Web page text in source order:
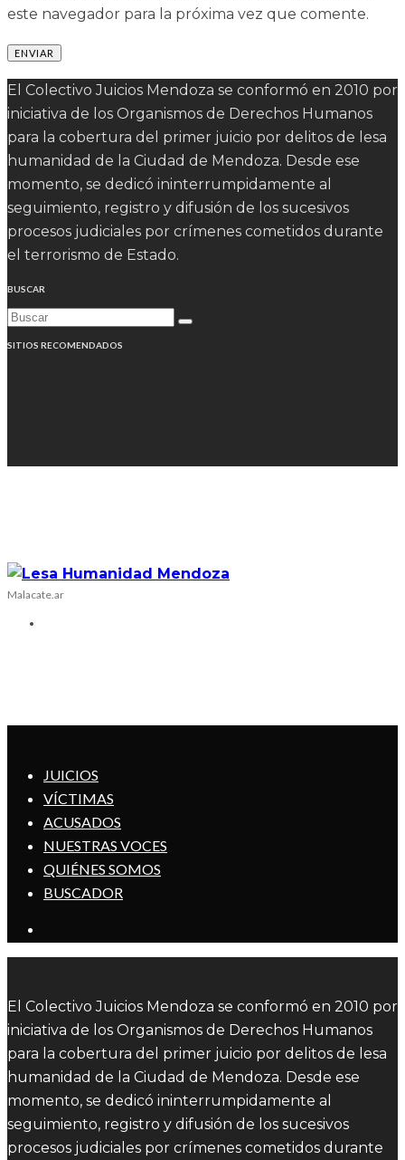
este navegador para la próxima vez que comente.
El Colectivo Juicios Mendoza se conformó en 2010 por
iniciativa de los Organismos de Derechos Humanos
para la cobertura del primer juicio por delitos de lesa
humanidad de la Ciudad de Mendoza. Desde ese
momento, se dedicó ininterrumpidamente al
seguimiento, registro y difusión de los sucesivos
procesos judiciales por crímenes cometidos durante
el terrorismo de Estado.
BUSCAR
SITIOS RECOMENDADOS
Malacate.ar
JUICIOS
VÍCTIMAS
ACUSADOS
NUESTRAS VOCES
QUIÉNES SOMOS
BUSCADOR
El Colectivo Juicios Mendoza se conformó en 2010 por
iniciativa de los Organismos de Derechos Humanos
para la cobertura del primer juicio por delitos de lesa
humanidad de la Ciudad de Mendoza. Desde ese
momento, se dedicó ininterrumpidamente al
seguimiento, registro y difusión de los sucesivos
procesos judiciales por crímenes cometidos durante